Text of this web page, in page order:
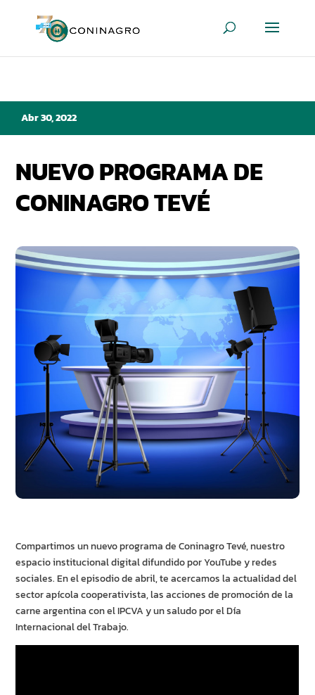
Abr 30, 2022
NUEVO PROGRAMA DE
CONINAGRO TEVÉ
Compartimos un nuevo programa de Coninagro Tevé, nuestro
espacio institucional digital difundido por YouTube y redes
sociales. En el episodio de abril, te acercamos la actualidad del
sector apícola cooperativista, las acciones de promoción de la
carne argentina con el IPCVA y un saludo por el Día
Internacional del Trabajo.